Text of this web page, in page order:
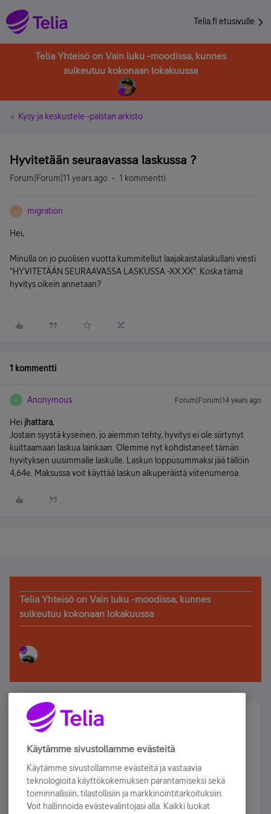
Telia.fi etusivulle
Telia Yhteisö on Vain luku -moodissa, kunnes
sulkeutuu kokonaan lokakuussa
Kysy ja keskustele -palstan arkisto
Hyvitetään seuraavassa laskussa ?
Forum|Forum|11 years ago 1 kommentti
M migration
Hei,
Minulla on jo puolisen vuotta kummitellut laajakaistalaskullani viesti
"HYVITETÄÄN SEURAAVASSA LASKUSSA -XX.XX". Koska tämä
hyvitys oikein annetaan?
1 kommentti
A Anonymous Forum|Forum|14 years ago
Hei jhattara,
Jostain syystä kyseinen, jo aiemmin tehty, hyvitys ei ole siirtynyt
kuittaamaan laskua lainkaan. Olemme nyt kohdistaneet tämän
hyvityksen uusimmalle laskulle. Laskun loppusummaksi jää tällöin
4,64e. Maksussa voit käyttää laskun alkuperäistä viitenumeroa.
Telia Yhteisö on Vain luku -moodissa, kunnes
sulkeutuu kokonaan lokakuussa
Älä jää paitsi – osallistu ja voita!
Tilaa Telian uutiskirje ja olet mukana arvonnassa.
sähköpostiisi.
Tilaa nyt
Käytämme sivustollamme evästeitä
Käytämme sivustollamme evästeitä ja vastaavia
teknologioita käyttökokemuksen parantamiseksi sekä
toiminnallisiin, tilastollisiin ja markkinointitarkoituksiin.
Voit hallinnoida evästevalintojasi alla. Kaikki luokat